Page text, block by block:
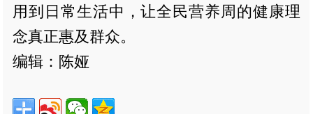
用到日常生活中，让全民营养周的健康理
念真正惠及群众。
编辑：陈娅